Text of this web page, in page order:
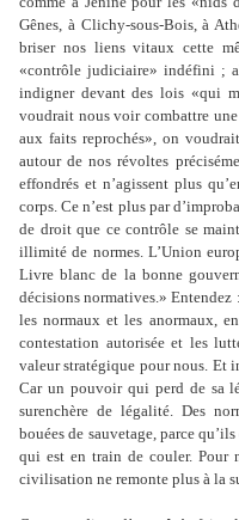
Gênes, à Clichy-sous-Bois, à
briser nos liens vitaux cette
«contrôle judiciaire» indéfini ;
indigner devant des lois «qui
voudrait nous voir combattre
aux faits reprochés», on
autour de nos révoltes
effondrés et n’agissent plus qu’
corps. Ce n’est plus par d’
de droit que ce contrôle se
illimité de normes. L’Union
Livre blanc de la bonne
décisions normatives.» Entendez
les normaux et les anormaux,
contestation autorisée et les
valeur stratégique pour nous. Et
Car un pouvoir qui perd de sa
surenchère de légalité. Des
bouées de sauvetage, parce qu’ils
qui est en train de couler. Pour
civilisation ne remonte plus à la